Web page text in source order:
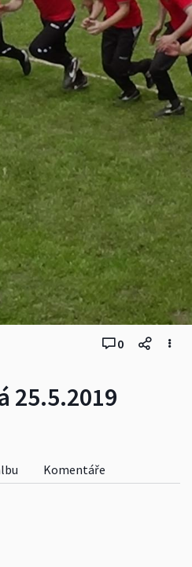
25.5.2019
0
Komentáře